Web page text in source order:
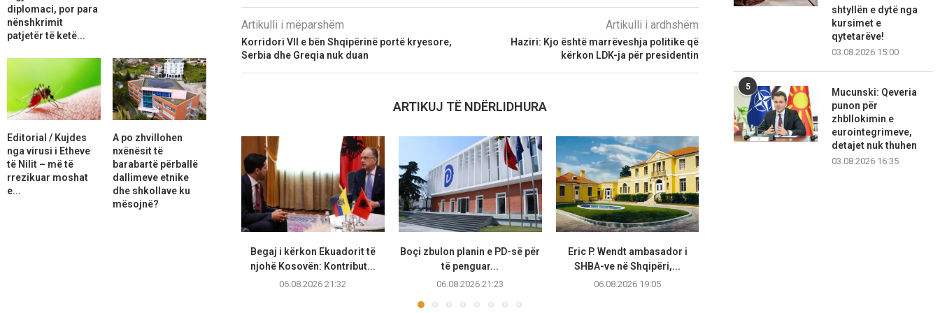
Artikulli i mëparshëm
Korridori VII e bën Shqipërinë portë kryesore,
Serbia dhe Greqia nuk duan
Artikulli i ardhshëm
Haziri: Kjo është marrëveshja politike që
kërkon LDK-ja për presidentin
ARTIKUJ TË NDËRLIDHURA
Begaj i kërkon Ekuadorit të
njohë Kosovën: Kontribut...
06.08.2026 21:32
Boçi zbulon planin e PD-së për
të penguar...
06.08.2026 21:23
Eric P. Wendt ambasador i
SHBA-ve në Shqipëri,...
06.08.2026 19:05
shtyllën e dytë nga
kursimet e
qytetarëve!
03.08.2026 15:00
5
Mucunski: Qeveria
punon për
zhbllokimin e
eurointegrimeve,
detajet nuk thuhen
03.08.2026 16:35
diplomaci, por para
nënshkrimit
patjetër të ketë...
Editorial / Kujdes
nga virusi i Etheve
të Nilit – më të
rrezikuar moshat
e...
A po zhvillohen
nxënësit të
barabartë përballë
dallimeve etnike
dhe shkollave ku
mësojnë?